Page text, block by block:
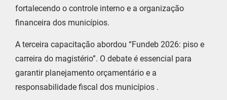
fortalecendo o controle interno e a organização
financeira dos municípios.
A terceira capacitação abordou “Fundeb 2026: piso e
carreira do magistério”. O debate é essencial para
garantir planejamento orçamentário e a
responsabilidade fiscal dos municípios .